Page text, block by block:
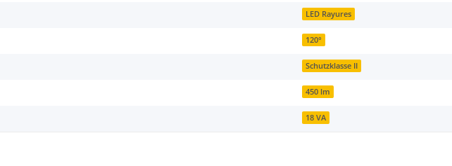
LED Rayures
120°
Schutzklasse II
450 lm
18 VA